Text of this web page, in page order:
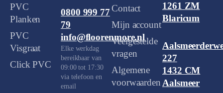
PVC
Planken
PVC
Visgraat
Click PVC
0800 999 77
79
info@floorenmore.nl
Elke werkdag
bereikbaar van
09:00 tot 17:30
via telefoon en
email
Contact
Mijn account
Veelgestelde
vragen
Algemene
voorwaarden
1261 ZM
Blaricum
227
1432 CM
Aalsmeer